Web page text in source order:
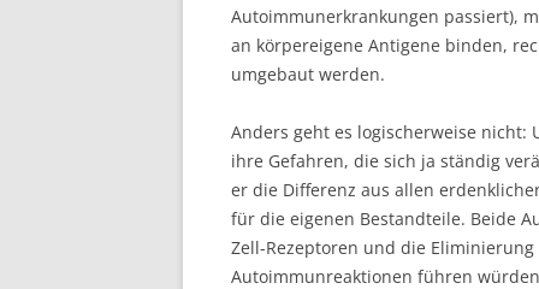
Autoimmunerkrankungen passiert),
an körpereigene Antigene binden,
umgebaut werden.
Anders geht es logischerweise
ihre Gefahren, die sich ja ständig
er die Differenz aus allen
für die eigenen Bestandteile. Beide
Zell-Rezeptoren und die
Autoimmunreaktionen führen